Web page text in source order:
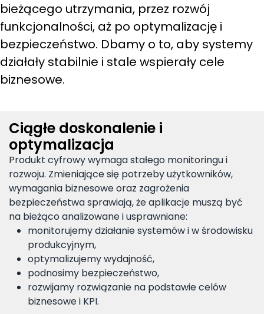
bieżącego utrzymania, przez rozwój
funkcjonalności, aż po optymalizację i
bezpieczeństwo. Dbamy o to, aby systemy
działały stabilnie i stale wspierały cele
biznesowe.
Ciągłe doskonalenie i
optymalizacja
Produkt cyfrowy wymaga stałego monitoringu i
rozwoju. Zmieniające się potrzeby użytkowników,
wymagania biznesowe oraz zagrożenia
bezpieczeństwa sprawiają, że aplikacje muszą być
na bieżąco analizowane i usprawniane:
monitorujemy działanie systemów i w środowisku
produkcyjnym,
optymalizujemy wydajność,
podnosimy bezpieczeństwo,
rozwijamy rozwiązanie na podstawie celów
biznesowe i KPI.